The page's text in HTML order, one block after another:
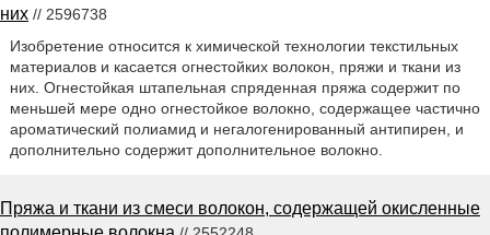
них // 2596738
Изобретение относится к химической технологии текстильных
материалов и касается огнестойких волокон, пряжи и ткани из
них. Огнестойкая штапельная спряденная пряжа содержит по
меньшей мере одно огнестойкое волокно, содержащее частично
ароматический полиамид и негалогенированный антипирен, и
дополнительно содержит дополнительное волокно.
Пряжа и ткани из смеси волокон, содержащей окисленные